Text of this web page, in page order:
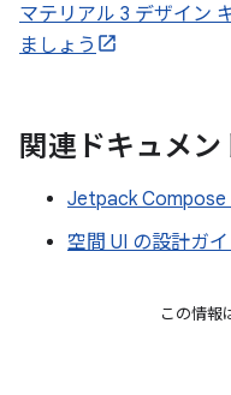
マテリアル 3 デザイン
ましょう
関連ドキュメン
Jetpack Compose
空間 UI の設計ガ
この情報